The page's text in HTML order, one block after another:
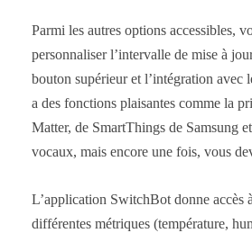
Parmi les autres options accessibles,
personnaliser l’intervalle de mise à
bouton supérieur et l’intégration avec
a des fonctions plaisantes comme la
Matter, de SmartThings de Samsung
vocaux, mais encore une fois, vous
L’application SwitchBot donne accès
différentes métriques (température,